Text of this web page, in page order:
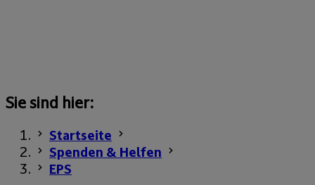
Sie sind hier:
Startseite
Spenden & Helfen
EPS